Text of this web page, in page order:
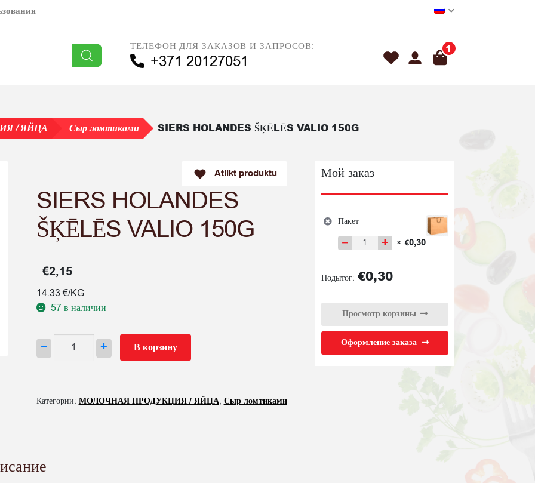
ТЕЛЕФОН ДЛЯ ЗАКАЗОВ И ЗАПРОСОВ:
+371 20127051
1
/ ЯЙЦА Сыр ломтиками SIERS HOLANDES ŠĶĒLĒS VALIO 150G
Atlikt produktu
SIERS HOLANDES
ŠĶĒLĒS VALIO 150G
€2,15
14.33 €/KG
57 в наличии
−
Количество
ŠĶĒLĒS
+ В корзину
Категории: МОЛОЧНАЯ ПРОДУКЦИЯ / ЯЙЦА, Сыр ломтиками
Мой заказ
Пакет
−
Количество
Пакет
+ × €0,30
Подытог: €0,30
Просмотр корзины
Оформление заказа